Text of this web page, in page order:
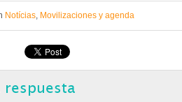
Notícias, Movilizaciones y agenda
respuesta